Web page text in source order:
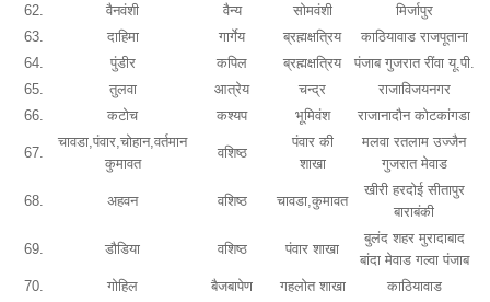
62.
वैनवंशी वैन्य सोमवंशी
मिर्जापुर
63.
दाहिमा गार्गेय ब्रह्मक्षत्रिय
काठियावाड राजपूताना
64.
पुंडीर कपिल ब्रह्मक्षत्रिय
पंजाब गुजरात रींवा यू.पी.
65.
तुलवा आत्रेय चन्द्र
राजाविजयनगर
66.
कटोच कश्यप भूमिवंश राजानादौन कोटकांगडा
67.
चावडा,पंवार,चोहान,वर्तमान
कुमावत
वशिष्ठ
पंवार की
शाखा
मलवा रतलाम उज्जैन
गुजरात मेवाड
68. अहवन वशिष्ठ चावडा,कुमावत
खीरी हरदोई सीतापुर
बाराबंकी
69. डौडिया वशिष्ठ पंवार शाखा
बुलंद शहर मुरादाबाद
बांदा मेवाड गल्वा पंजाब
70.
गोहिल बैजबापेण गहलोत शाखा
काठियावाड